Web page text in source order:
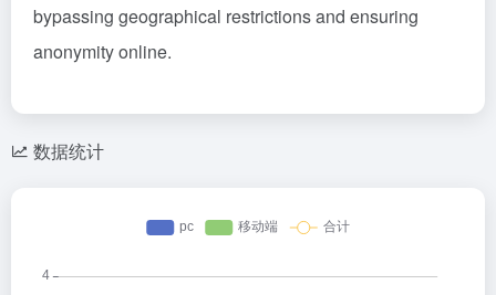
bypassing geographical restrictions and ensuring
anonymity online.
数据统计